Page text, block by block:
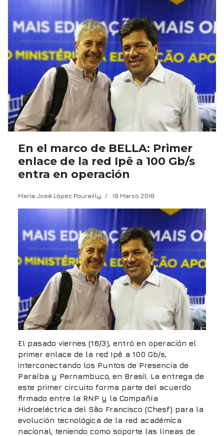
En el marco de BELLA: Primer
enlace de la red Ipê a 100 Gb/s
entra en operación
María José López Pourailly 19 Marzo 2018
El pasado viernes (16/3), entró en operación el
primer enlace de la red Ipê a 100 Gb/s,
interconectando los Puntos de Presencia de
Paraíba y Pernambuco, en Brasil. La entrega de
este primer circuito forma parte del acuerdo
firmado entre la RNP y la Compañía
Hidroeléctrica del São Francisco (Chesf) para la
evolución tecnológica de la red académica
nacional, teniendo como soporte las líneas de